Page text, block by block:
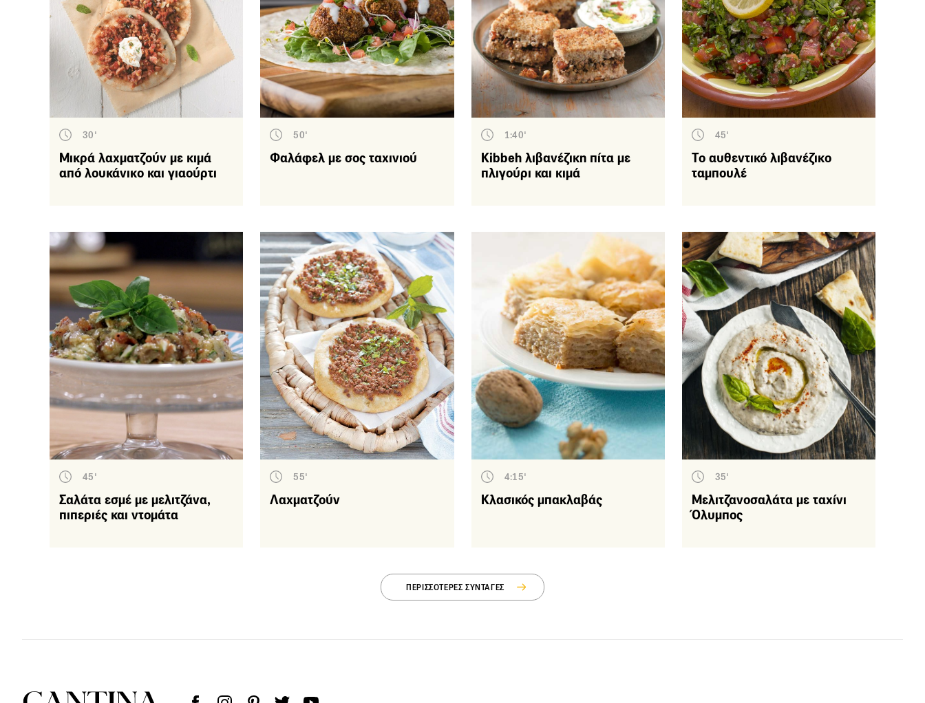
Τηγάνι
Σχάρας - BBQ
Χωρίς μαγείρεμα
Κύριο υλικό
Όσπρια - Σπόροι -
Λαχανικά
Πουλερικά
Ζύμες - Ψωμιά
Ζυμαρικά
Αβγό - Τυρί
Ψάρια-Θαλασσινά
Κιμάδες
Γλυκά
Γλυκά τηγανιού
Γλυκά ταψιού – Πίτες
Tάρτες
Light-γλυκά
Τούρτες – Πάστες
Μπισκότα – Κουλούρια
– Μικρά κεράσματα
Κρέμες - Μους - Ζελέ
30'
Μικρά λαχματζούν με κιμά
από λουκάνικο και γιαούρτι
50'
Φαλάφελ με σος ταχινιού
1:40'
Kibbeh λιβανέζικη πίτα με
πλιγούρι και κιμά
45'
Το αυθεντικό λιβανέζικο
ταμπουλέ
45'
Σαλάτα εσμέ με μελιτζάνα,
πιπεριές και ντομάτα
55'
Λαχματζούν
4:15'
Κλασικός μπακλαβάς
35'
Μελιτζανοσαλάτα με ταχίνι
Όλυμπος
ΠΕΡΙΣΣΟΤΕΡΕΣ ΣΥΝΤΑΓΕΣ